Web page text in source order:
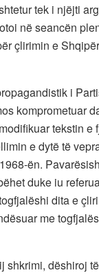
tek i njëjti
në seancën
çlirimin e
i
komprometuar
tekstin e
e dytë të
ën.
duke iu
dita e
me
shkrimi, dëshiroj